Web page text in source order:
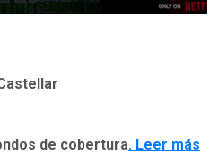
de cobertura. Leer más